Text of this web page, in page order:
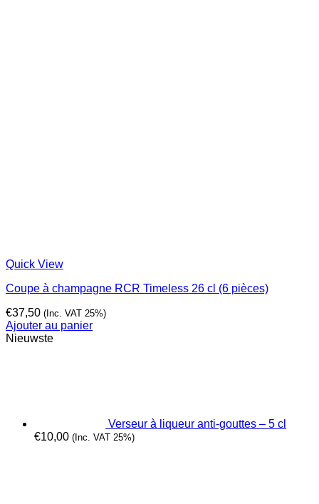
Quick View
Coupe à champagne RCR Timeless 26 cl (6 pièces)
€37,50 (Inc. VAT 25%)
Ajouter au panier
Nieuwste
Verseur à liqueur anti-gouttes – 5 cl
€10,00 (Inc. VAT 25%)